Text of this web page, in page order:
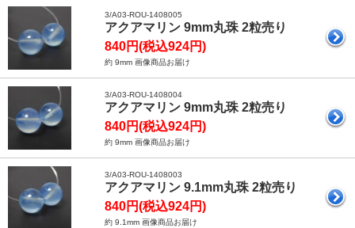
3/A03-ROU-1408005
アクアマリン 9mm丸珠 2粒売り
840円(税込924円)
約 9mm 画像商品お届け
3/A03-ROU-1408004
アクアマリン 9mm丸珠 2粒売り
840円(税込924円)
約 9mm 画像商品お届け
3/A03-ROU-1408003
アクアマリン 9.1mm丸珠 2粒売り
840円(税込924円)
約 9.1mm 画像商品お届け